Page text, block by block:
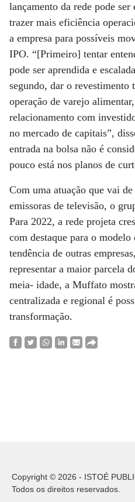
lançamento da rede pode
trazer mais eficiência
a empresa para possíveis
IPO. “[Primeiro] tentar
pode ser aprendida e
segundo, dar o revestimento
operação de varejo
relacionamento com
no mercado de capitais”,
entrada na bolsa não é
pouco está nos planos de
Com uma atuação que vai
emissoras de televisão, o
Para 2022, a rede projeta
com destaque para o
tendência de outras
representar a maior parcela
meia- idade, a Muffato
centralizada e regional é
transformação.
Copyright © 2026 - ISTOÉ
Todos os direitos reservados.